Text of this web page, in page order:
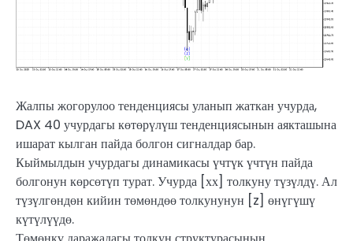
Жалпы жогорулоо тенденциясы уланып жаткан учурда,
DAX 40 учурдагы көтөрүлүш тенденциясынын аякташына
ишарат кылган пайда болгон сигналдар бар.
Кыймылдын учурдагы динамикасы үчтүк үчтүн пайда
болгонун көрсөтүп турат. Учурда [хх] толкуну түзүлдү. Ал
түзүлгөндөн кийин төмөндөө толкунунун [z] өнүгүшү
күтүлүүдө.